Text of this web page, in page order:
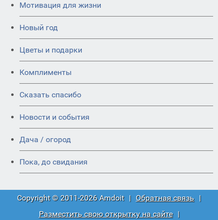
Мотивация для жизни
Новый год
Цветы и подарки
Комплименты
Сказать спасибо
Новости и события
Дача / огород
Пока, до свидания
Copyright © 2011-2026 Amdoit | Обратная связь |
Разместить свою открытку на сайте
|